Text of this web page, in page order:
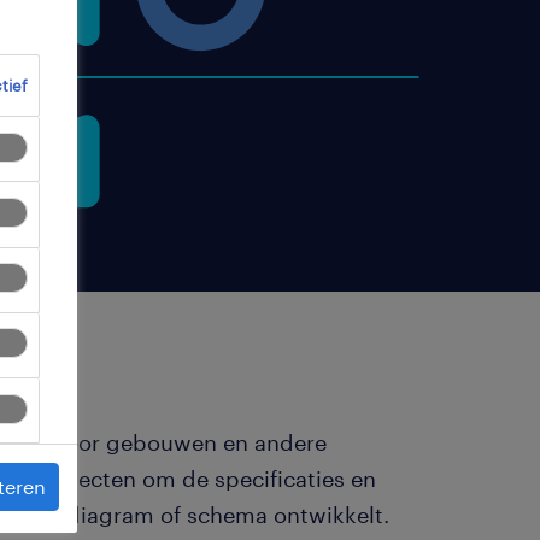
voor gebouwen en andere
architecten om de specificaties en
diagram of schema ontwikkelt.